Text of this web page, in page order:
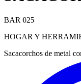
BAR 025
HOGAR Y
Sacacorchos de metal